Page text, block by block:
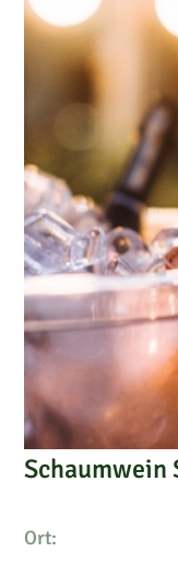
Schaumwein
Ort: